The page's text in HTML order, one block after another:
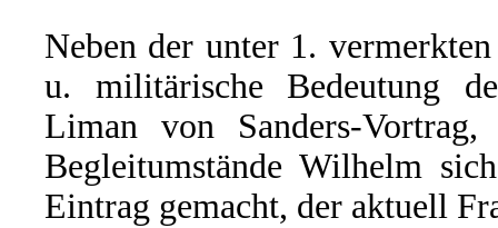
Neben der unter 1.
u. militärische Bedeutung
Liman von Sanders-
Begleitumstände Wilhelm
Eintrag gemacht, der aktuell